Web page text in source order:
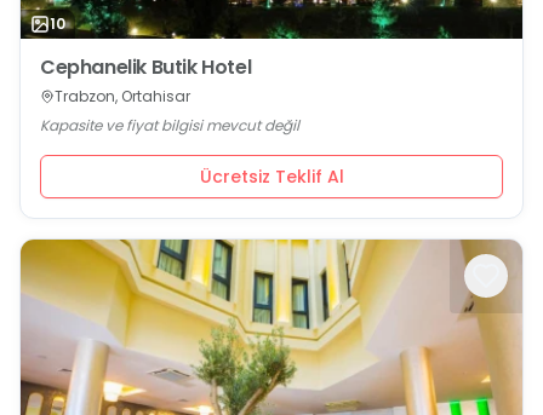
10
Cephanelik Butik Hotel
Trabzon, Ortahisar
Kapasite ve fiyat bilgisi mevcut değil
Ücretsiz Teklif Al